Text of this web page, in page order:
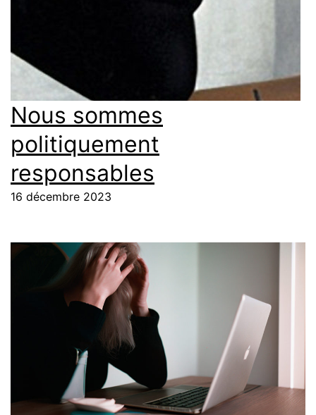
Nous sommes
politiquement
responsables
16 décembre 2023